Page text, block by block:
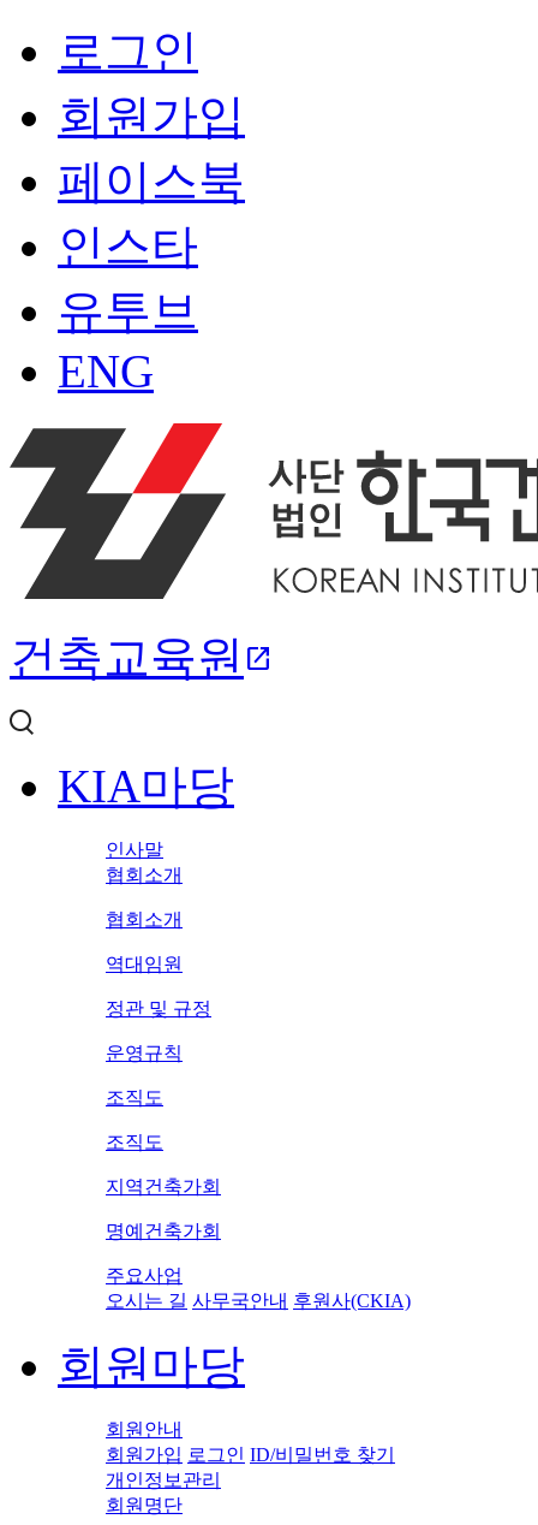
로그인
회원가입
페이스북
인스타
유투브
ENG
건축교육원 open_in_new
KIA마당
인사말
협회소개
협회소개
역대임원
정관 및 규정
운영규칙
조직도
조직도
지역건축가회
명예건축가회
주요사업
오시는 길 사무국안내 후원사(CKIA)
회원마당
회원안내
회원가입 로그인 ID/비밀번호 찾기
개인정보관리
회원명단